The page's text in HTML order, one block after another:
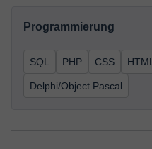
Programmierung
SQL PHP CSS HTML
Delphi/Object Pascal